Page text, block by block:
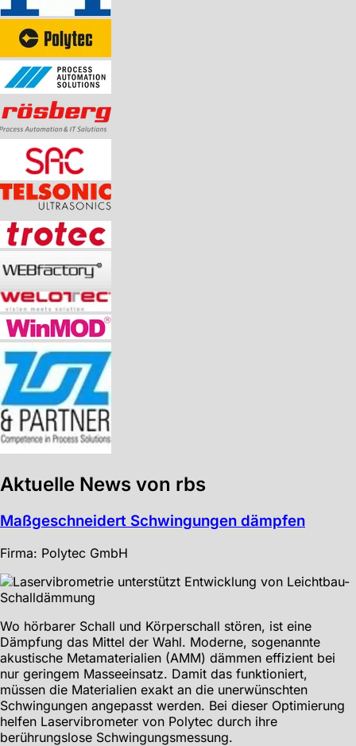
Aktuelle News von rbs
Maßgeschneidert Schwingungen dämpfen
Firma: Polytec GmbH
Wo hörbarer Schall und Körperschall stören, ist eine
Dämpfung das Mittel der Wahl. Moderne, sogenannte
akustische Metamaterialien (AMM) dämmen effizient bei
nur geringem Masseeinsatz. Damit das funktioniert,
müssen die Materialien exakt an die unerwünschten
Schwingungen angepasst werden. Bei dieser Optimierung
helfen Laservibrometer von Polytec durch ihre
berührungslose Schwingungsmessung.